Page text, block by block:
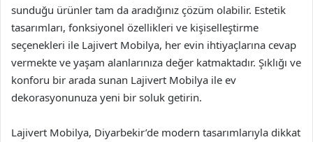
sunduğu ürünler tam da aradığınız çözüm olabilir. Estetik
tasarımları, fonksiyonel özellikleri ve kişiselleştirme
seçenekleri ile Lajivert Mobilya, her evin ihtiyaçlarına cevap
vermekte ve yaşam alanlarınıza değer katmaktadır. Şıklığı ve
konforu bir arada sunan Lajivert Mobilya ile ev
dekorasyonunuza yeni bir soluk getirin.
Lajivert Mobilya, Diyarbekir’de modern tasarımlarıyla dikkat